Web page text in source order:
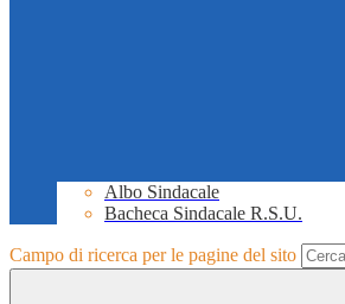
Albo Sindacale
Bacheca Sindacale R.S.U.
Campo di ricerca per le pagine del sito